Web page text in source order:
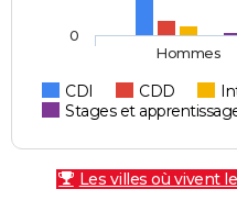
CDI CDD
Stages et
Hommes
0
Les villes où vivent